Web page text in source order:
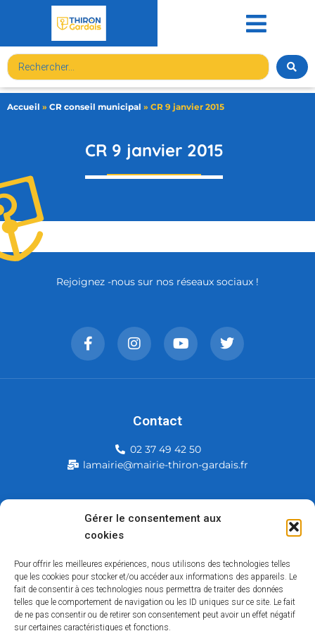
Gérer le consentement aux
cookies
Pour offrir les meilleures expériences, nous utilisons des technologies telles
que les cookies pour stocker et/ou accéder aux informations des appareils. Le
fait de consentir à ces technologies nous permettra de traiter des données
telles que le comportement de navigation ou les ID uniques sur ce site. Le fait
de ne pas consentir ou de retirer son consentement peut avoir un effet négatif
sur certaines caractéristiques et fonctions.
Accueil » CR conseil municipal » CR 9 janvier 2015
CR 9 janvier 2015
Mairie de Thiron-Gardais
28480 Thiron-Gardais
Rejoignez -nous sur nos réseaux sociaux !
Contact
02 37 49 42 50
lamairie@mairie-thiron-gardais.fr